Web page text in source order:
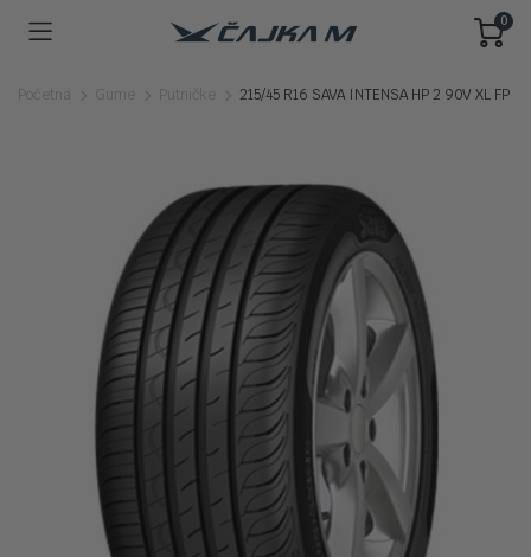
0
Početna Gume Putničke 215/45 R16 SAVA INTENSA HP 2 90V XL FP